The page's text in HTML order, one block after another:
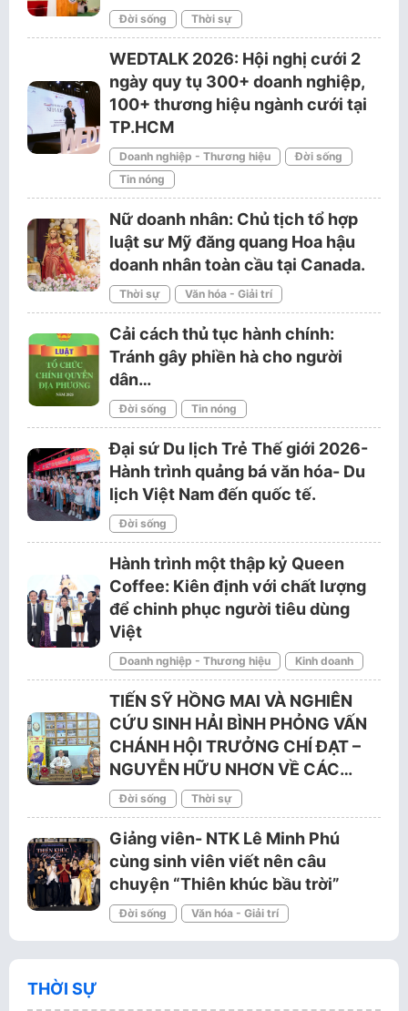
Đời sống Thời sự
WEDTALK 2026: Hội nghị cưới 2
ngày quy tụ 300+ doanh nghiệp,
100+ thương hiệu ngành cưới tại
TP.HCM
Doanh nghiệp - Thương hiệu
Đời sống
Tin nóng
Nữ doanh nhân: Chủ tịch tổ hợp
luật sư Mỹ đăng quang Hoa hậu
doanh nhân toàn cầu tại Canada.
Thời sự Văn hóa - Giải trí
Cải cách thủ tục hành chính:
Tránh gây phiền hà cho người
dân…
Đời sống Tin nóng
Đại sứ Du lịch Trẻ Thế giới 2026-
Hành trình quảng bá văn hóa- Du
lịch Việt Nam đến quốc tế.
Đời sống
Hành trình một thập kỷ Queen
Coffee: Kiên định với chất lượng
để chinh phục người tiêu dùng
Việt
Doanh nghiệp - Thương hiệu Kinh doanh
TIẾN SỸ HỒNG MAI VÀ NGHIÊN
CỨU SINH HẢI BÌNH PHỎNG VẤN
CHÁNH HỘI TRƯỞNG CHÍ ĐẠT –
NGUYỄN HỮU NHƠN VỀ CÁC…
Đời sống Thời sự
Giảng viên- NTK Lê Minh Phú
cùng sinh viên viết nên câu
chuyện “Thiên khúc bầu trời”
Đời sống Văn hóa - Giải trí
THỜI SỰ